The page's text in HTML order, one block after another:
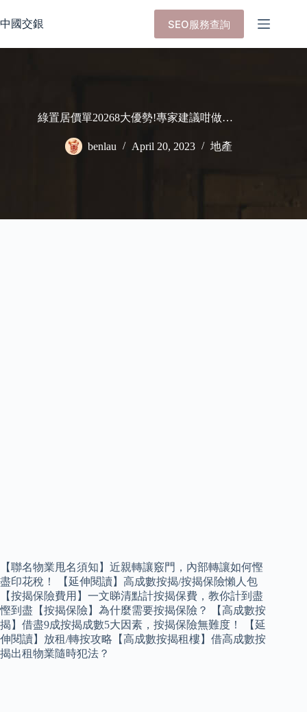
to
content
中國交銀 SEO服務查詢
綠置居價單20268大優勢!專家建議咁做…
benlau April 20, 2023 地產
【聯名物業甩名須知】近親轉讓竅門，內部轉讓如何慳
盡印花稅！ 【延伸閱讀】高成數按揭/按揭保險懶人包
【按揭保險費用】一文睇清點計按揭保費，教你計到盡
慳到盡【按揭保險】為什麼需要按揭保險？ 【高成數按
揭】借盡9成按揭成數5大因素，按揭保險無難度！ 【延
伸閱讀】放租/轉按攻略【高成數按揭租樓】借高成數按
揭出租物業隨時犯法？